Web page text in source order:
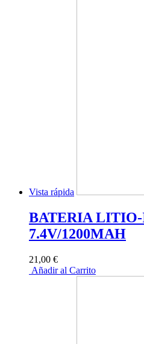
Vista rápida
BATERIA LITIO-
7.4V/1200MAH
21,00 €
Añadir al Carrito